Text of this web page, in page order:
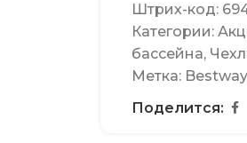
Штрих-код:
Категории:
бассейна,
Метка: Bestway
Поделится: